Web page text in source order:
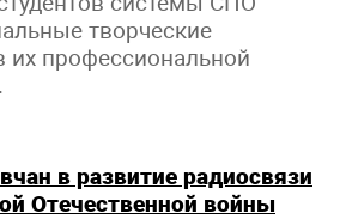
творческие
их профессиональной
в развитие радиосвязи
Отечественной войны